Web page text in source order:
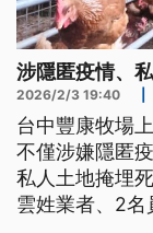
涉隱匿疫情、
2026/2/3 19:40
台中豐康牧場
不僅涉嫌隱匿
私人土地掩埋
雲姓業者、2名